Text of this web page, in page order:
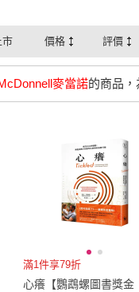
市 價格 評價
麥當諾的商品
滿1件享79折
心癢【鸚鵡螺圖書獎金